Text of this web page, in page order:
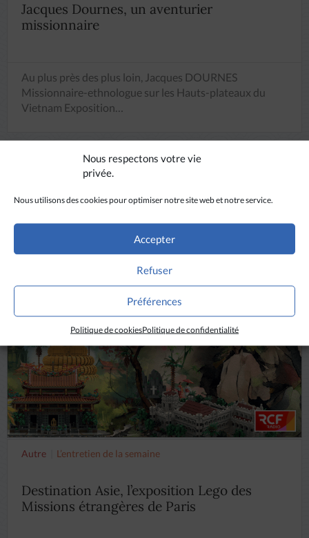
Nous respectons votre vie
privée.
Nous utilisons des cookies pour optimiser notre site web et notre service.
Accepter
Refuser
Préférences
Politique de cookiesPolitique de confidentialité
Jacques Dournes, un aventurier
missionnaire
Au plus près des plus loin, Jacques DOURNES
Missionnaire-ethnologue sur les Hauts-plateaux du
Vietnam Exposition…
ÉCOUTER
Autre L’entretien de la semaine
Destination Asie, l’exposition Lego des
Missions étrangères de Paris